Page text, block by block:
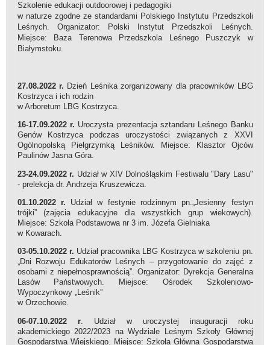
Szkolenie edukacji outdoorowej i pedagogiki
w naturze zgodne ze standardami Polskiego Instytutu Przedszkoli
Leśnych. Organizator: Polski Instytut Przedszkoli Leśnych.
Miejsce: Baza Terenowa Przedszkola Leśnego Puszczyk w
Białymstoku.
27.08.2022 r. Dzień Leśnika zorganizowany dla pracowników LBG
Kostrzyca i ich rodzin
w Arboretum LBG Kostrzyca.
16-17.09.2022 r. Uroczysta prezentacja sztandaru Leśnego Banku
Genów Kostrzyca podczas uroczystości związanych z XXVI
Ogólnopolską Pielgrzymką Leśników. Miejsce: Klasztor Ojców
Paulinów Jasna Góra.
23-24.09.2022 r. Udział w XIV Dolnośląskim Festiwalu "Dary Lasu"
- prelekcja dr. Andrzeja Kruszewicza.
01.10.2022 r. Udział w festynie rodzinnym pn.„Jesienny festyn
trójki” (zajęcia edukacyjne dla wszystkich grup wiekowych).
Miejsce: Szkoła Podstawowa nr 3 im. Józefa Gielniaka
w Kowarach.
03-05.10.2022 r. Udział pracownika LBG Kostrzyca w szkoleniu pn.
„Dni Rozwoju Edukatorów Leśnych – przygotowanie do zajęć z
osobami z niepełnosprawnością”. Organizator: Dyrekcja Generalna
Lasów Państwowych. Miejsce: Ośrodek Szkoleniowo-
Wypoczynkowy „Leśnik”
w Orzechowie.
06-07.10.2022 r. Udział w uroczystej inauguracji roku
akademickiego 2022/2023 na Wydziale Leśnym Szkoły Głównej
Gospodarstwa Wiejskiego. Miejsce: Szkoła Główna Gospodarstwa